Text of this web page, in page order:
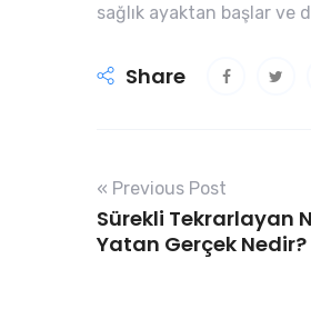
sağlık ayaktan başlar ve
Share
« Previous Post
Sürekli Tekrarlayan
Yatan Gerçek Nedir?